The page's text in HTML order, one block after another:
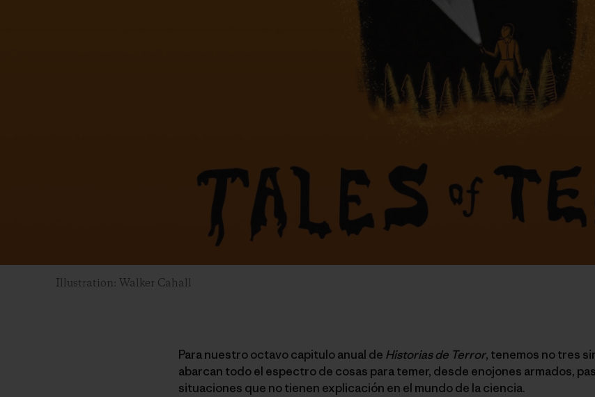
Illustration: Walker Cahall
Para nuestro octavo capitulo anual de Historias de Terror, tenemos no tres
abarcan todo el espectro de cosas para temer, desde enojones armados,
situaciones que no tienen explicación en el mundo de la ciencia.